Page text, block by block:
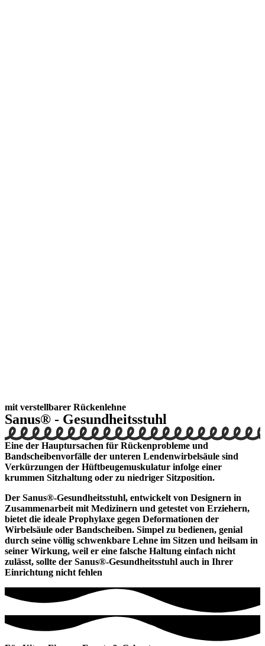
mit verstellbarer Rückenlehne
Sanus® - Gesundheitsstuhl
Eine der Hauptursachen für Rückenprobleme und
Bandscheibenvorfälle der unteren Lendenwirbelsäule sind
Verkürzungen der Hüftbeugemuskulatur infolge einer
krummen Sitzhaltung oder zu niedriger Sitzposition.
Der Sanus®-Gesundheitsstuhl, entwickelt von Designern in
Zusammenarbeit mit Medizinern und getestet von Erziehern,
bietet die ideale Prophylaxe gegen Deformationen der
Wirbelsäule oder Bandscheiben. Simpel zu bedienen, genial
durch seine völlig schwenkbare Lehne im Sitzen und heilsam in
seiner Wirkung, weil er eine falsche Haltung einfach nicht
zulässt, sollte der Sanus®-Gesundheitsstuhl auch in Ihrer
Einrichtung nicht fehlen